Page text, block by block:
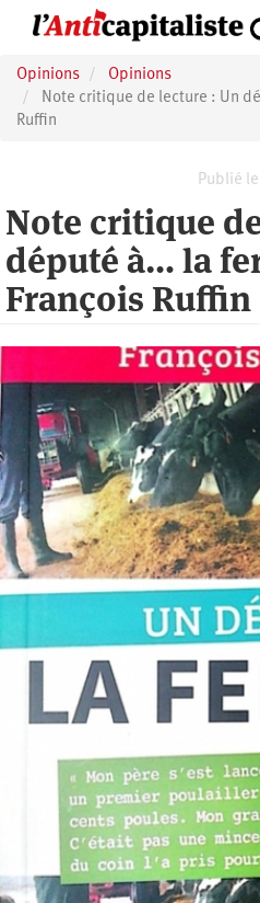
principal
Opinions
Opinions
Note critique de lecture : Un
Ruffin
Publié
Note critique
député à… la
François Ruffin